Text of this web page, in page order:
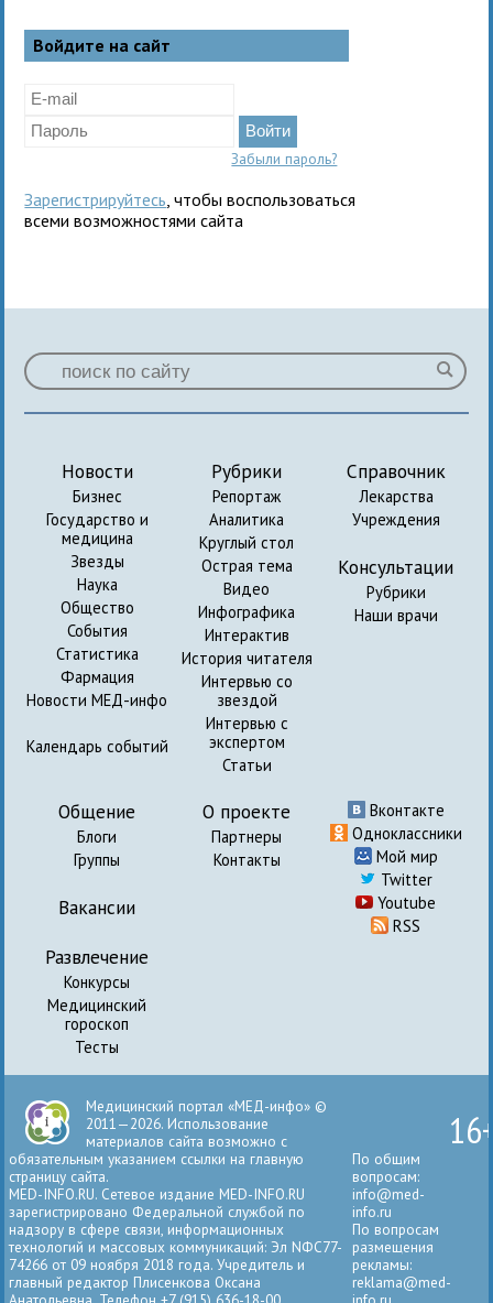
Войдите на сайт
Забыли пароль?
Зарегистрируйтесь , чтобы воспользоваться
всеми возможностями сайта
Новости
Бизнес
Государство и
медицина
Звезды
Наука
Общество
События
Статистика
Фармация
Новости МЕД-инфо
Календарь событий
Рубрики
Репортаж
Аналитика
Круглый стол
Острая тема
Видео
Инфографика
Интерактив
История читателя
Интервью со
звездой
Интервью с
экспертом
Статьи
Справочник
Лекарства
Учреждения
Консультации
Рубрики
Наши врачи
Общение
Блоги
Группы
Вакансии
Развлечение
Конкурсы
Медицинский
гороскоп
Тесты
О проекте
Партнеры
Контакты
Вконтакте
Одноклассники
Мой мир
Twitter
Youtube
RSS
Медицинский портал «МЕД-инфо» ©
2011—2026. Использование
материалов сайта возможно с
обязательным указанием ссылки на главную
страницу сайта.
MED-INFO.RU. Сетевое издание MED-INFO.RU
зарегистрировано Федеральной службой по
надзору в сфере связи, информационных
технологий и массовых коммуникаций: Эл NФС77-
74266 от 09 ноября 2018 года. Учредитель и
главный редактор Плисенкова Оксана
По общим
вопросам:
info@med-
info.ru
По вопросам
размещения
рекламы:
reklama@med-